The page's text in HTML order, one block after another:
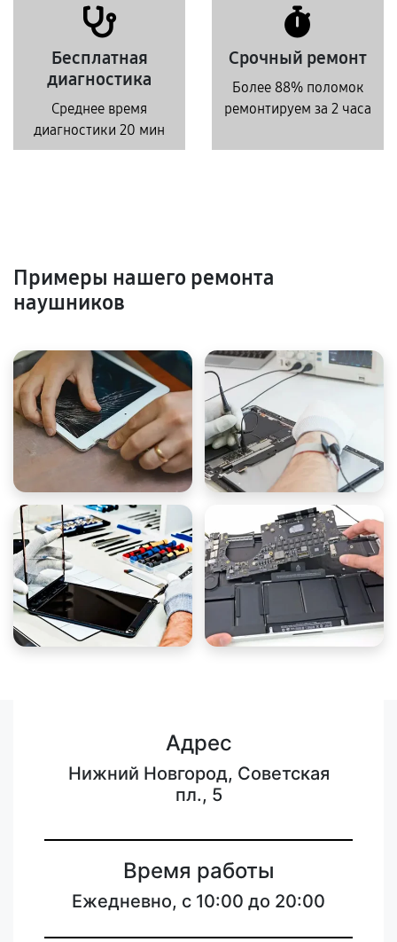
Бесплатная
диагностика
Среднее время
диагностики 20 мин
Срочный ремонт
Более 88% поломок
ремонтируем за 2 часа
Примеры нашего ремонта
наушников
Адрес
Нижний Новгород, Советская
пл., 5
Время работы
Ежедневно, с 10:00 до 20:00